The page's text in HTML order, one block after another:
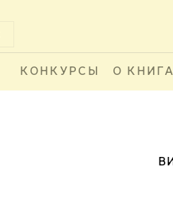
КОНКУРСЫ О